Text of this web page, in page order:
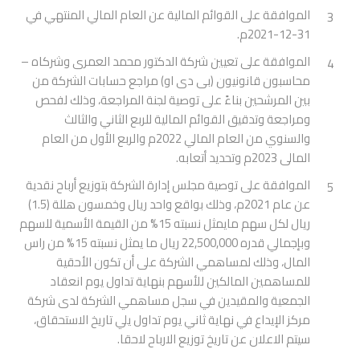
3
الموافقة على القوائم المالية عن العام المالي المنتهي في
31-12-2021م.
4
الموافقة على تعيين شركة الدكتور محمد العمرى وشركاه –
محاسبون قانونيون (بى دى او) مراجع حسابات الشركة من
بين المرشحين بناءً على توصية لجنة المراجعة، وذلك لفحص
ومراجعة وتدقيق القوائم المالية للربع الثاني والثالث
والسنوي من العام المالي 2022م والربع الأول من العام
المالى 2023م وتحديد أتعابه.
5
الموافقة على توصية مجلس إدارة الشركة بتوزيع أرباح نقدية
عن عام 2021م، وذلك بواقع واحد ريال وخمسون هللة (1.5)
ريال لكل سهم مايمثل نسبته 15% من القيمة الأسمية للسهم
وبإجمالي قدره 22,500,000 ريال ما يمثل نسبته 15% من راس
المال، وذلك لمساهمي الشركة على أن تكون الأحقية
للمساهمين المالكين للأسهم بنهاية تداول يوم انعقاد
الجمعية والمقيدين في سجل مساهمي الشركة لدى شركة
مركز الإيداع في نهاية ثاني يوم تداول يلي تاريخ الاستحقاق،
سيتم الاعلان عن تاريخ توزيع الارباح لاحقا.